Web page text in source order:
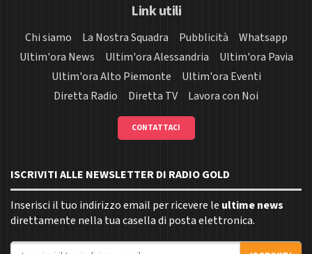
Link utili
Chi siamo La Nostra Squadra Pubblicità
Whatsapp
Ultim'ora News
Ultim'ora Alessandria
Ultim'ora Pavia
Ultim'ora Alto Piemonte
Ultim'ora Eventi
Diretta Radio
Diretta TV Lavora con Noi
CONTATTACI
ISCRIVITI ALLE NEWSLETTER DI RADIO GOLD
Inserisci il tuo indirizzo email per ricevere le ultime news
direttamente nella tua casella di posta elettronica.
Indirizzo email